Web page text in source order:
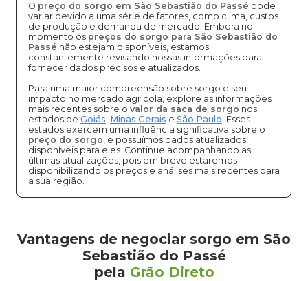
O preço do sorgo em São Sebastião do Passé pode
variar devido a uma série de fatores, como clima, custos
de produção e demanda de mercado. Embora no
momento os preços do sorgo para São Sebastião do
Passé não estejam disponíveis, estamos
constantemente revisando nossas informações para
fornecer dados precisos e atualizados.
Para uma maior compreensão sobre sorgo e seu
impacto no mercado agrícola, explore as informações
mais recentes sobre o valor da saca de sorgo nos
estados de Goiás, Minas Gerais e São Paulo. Esses
estados exercem uma influência significativa sobre o
preço do sorgo, e possuímos dados atualizados
disponíveis para eles. Continue acompanhando as
últimas atualizações, pois em breve estaremos
disponibilizando os preços e análises mais recentes para
a sua região.
Vantagens de negociar sorgo em São
Sebastião do Passé
pela Grão Direto